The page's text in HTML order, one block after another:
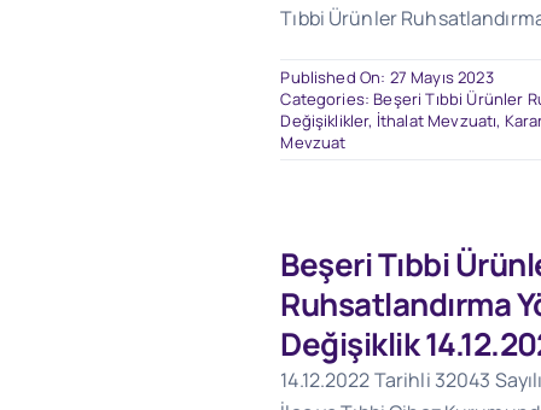
Tıbbi Ürünler
Published On: 27 Mayıs 2023
Categories: Beşeri Tıbbi Ürünler
Değişiklikler, İthalat Mevzuatı,
Mevzuat
Beşeri Tıbbi
Ruhsatlandırma
Değişiklik
14.12.2022 Tarihli 32043